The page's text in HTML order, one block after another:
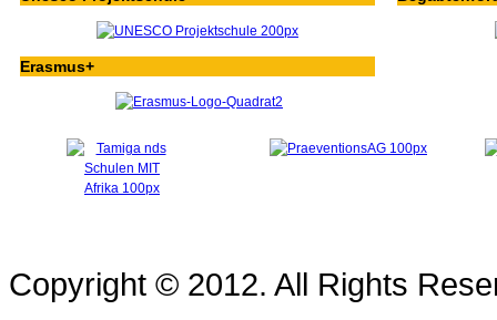
Erasmus+
Copyright © 2012. All Rights